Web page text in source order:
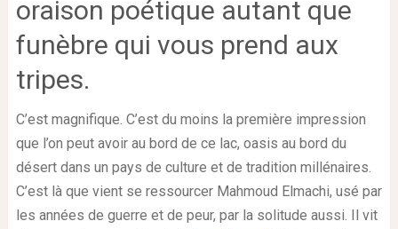
oraison poétique autant que
funèbre qui vous prend aux
tripes.
C’est magnifique. C’est du moins la première impression
que l’on peut avoir au bord de ce lac, oasis au bord du
désert dans un pays de culture et de tradition millénaires.
C’est là que vient se ressourcer Mahmoud Elmachi, usé par
les années de guerre et de peur, par la solitude aussi. Il vit